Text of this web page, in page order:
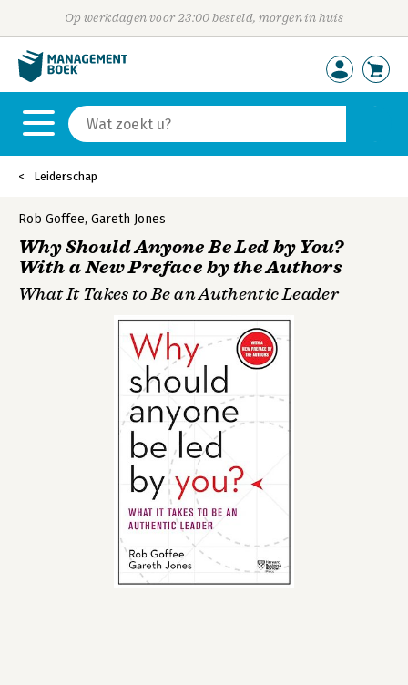
Op werkdagen voor 23:00 besteld, morgen in huis
Leiderschap
Rob Goffee, Gareth Jones
Why Should Anyone Be Led by You?
With a New Preface by the Authors
What It Takes to Be an Authentic Leader